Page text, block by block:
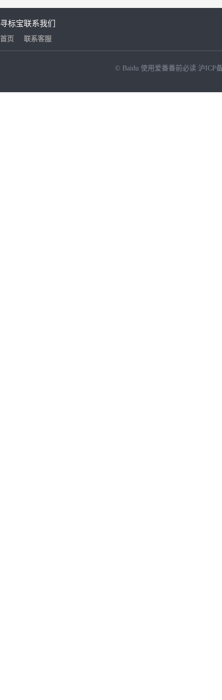
寻标宝
首页
联系我们
联系客服
© Baidu 使用爱番番前必读 沪ICP